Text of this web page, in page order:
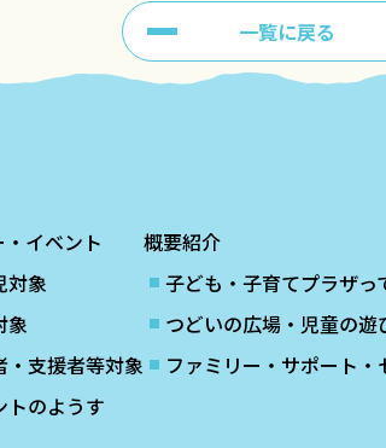
一覧に戻る
イベント
対象
象
・支援者等対象
トのようす
概要紹介
子ども・子育てプラザっ
つどいの広場・児童の遊
ファミリー・サポート・